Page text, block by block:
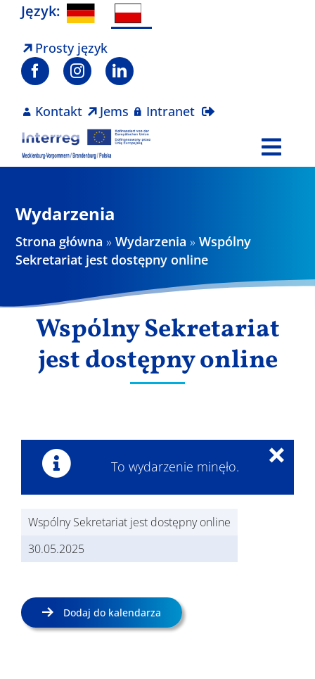
Skip
content
Język:
Prosty język
Kontakt Jems Intranet
Projekty
Wyniki
Wydarzenia
Strona główna »Wydarzenia »Wspólny
Sekretariat jest dostępny online
Wspólny Sekretariat
jest dostępny online
To wydarzenie minęło.
×
Wspólny Sekretariat jest dostępny online
30.05.2025
Dodaj do kalendarza